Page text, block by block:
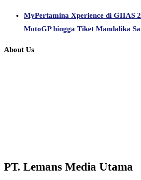
MyPertamina Xperience di GIIAS
MotoGP hingga Tiket Mandalika
About Us
PT. Lemans Media Utama